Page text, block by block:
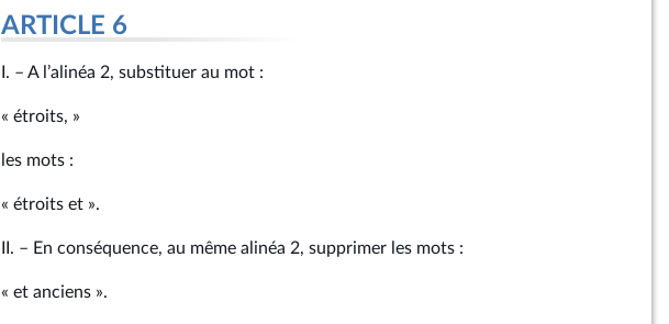
ARTICLE 6
I. – A l’alinéa 2, substituer au mot :
« étroits, »
les mots :
« étroits et ».
II. – En conséquence, au même alinéa 2, supprimer les mots :
« et anciens ».